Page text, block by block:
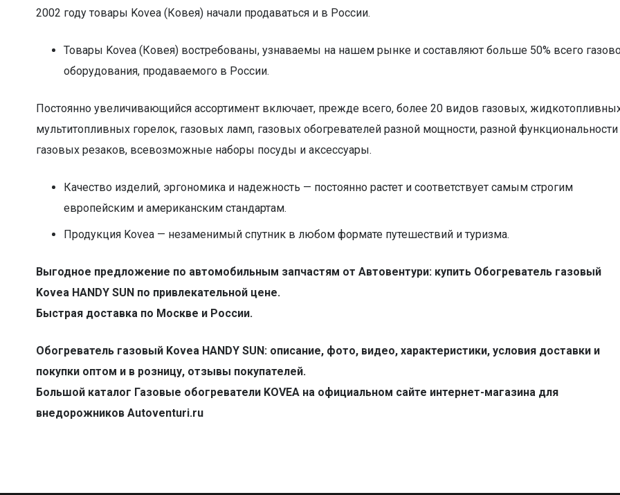
2002 году товары Kovea (Ковея) начали продаваться и в России.
Товары Kovea (Ковея) востребованы, узнаваемы на нашем рынке и составляют больше 50% всего
оборудования, продаваемого в России.
Постоянно увеличивающийся ассортимент включает, прежде всего, более 20 видов газовых,
мультитопливных горелок, газовых ламп, газовых обогревателей разной мощности, разной функциональности
газовых резаков, всевозможные наборы посуды и аксессуары.
Качество изделий, эргономика и надежность — постоянно растет и соответствует самым строгим
европейским и американским стандартам.
Продукция Kovea — незаменимый спутник в любом формате путешествий и туризма.
Выгодное предложение по автомобильным запчастям от Автовентури: купить Обогреватель газовый
Kovea HANDY SUN по привлекательной цене.
Быстрая доставка по Москве и России.
Обогреватель газовый Kovea HANDY SUN: описание, фото, видео, характеристики, условия доставки и
покупки оптом и в розницу, отзывы покупателей.
Большой каталог Газовые обогреватели KOVEA на официальном сайте интернет-магазина для
внедорожников Autoventuri.ru